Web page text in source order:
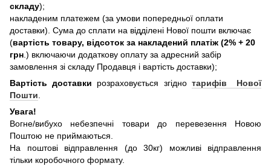
складу);
накладеним платежем (за умови попередньої оплати
доставки). Сума до сплати на відділені Нової пошти включає
(вартість товару, відсоток за накладений платіж (2% + 20
грн .) включаючи додаткову оплату за адресний забір
замовлення зі складу Продавця і вартість доставки);
Вартість доставки розраховується згідно тарифів Нової
Пошти
Увага!
Вогне/вибухо небезпечні товари до перевезення Новою
Поштою не приймаються.
На поштові відправлення (до 30кг) можливі відправлення
тільки коробочного формату.